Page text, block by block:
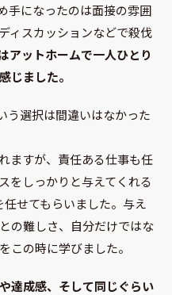
手になったのは面接の雰囲
ィスカッションなどで殺伐
アットホームで一人ひとり
じました。
う選択は間違いはなかった
ますが、責任ある仕事も任
をしっかりと与えてくれる
せてもらいました。与え
の難しさ、自分だけではな
この時に学びました。
達成感、そして同じぐらい